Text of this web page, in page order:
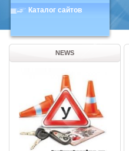
Каталог сайтов
NEWS